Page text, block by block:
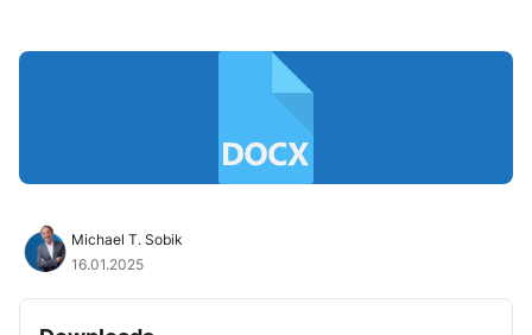
Michael T. Sobik
16.01.2025